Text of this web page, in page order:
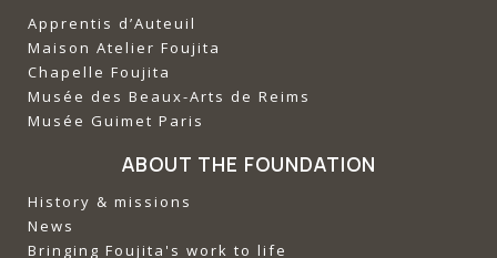
Apprentis d’Auteuil
‍Maison Atelier Foujita
‍Chapelle Foujita
‍Musée des Beaux-Arts de Reims
‍Musée Guimet Paris
ABOUT THE FOUNDATION
History & missions
News
Bringing Foujita's work to life